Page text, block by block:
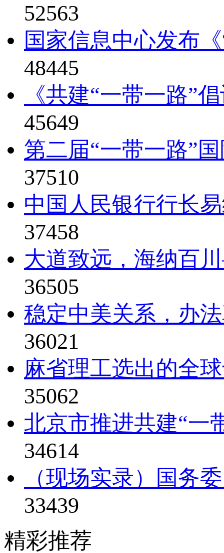
52563
国家信息中心发布
48445
《共建“一带一路”
45649
第二届“一带一路”
37510
中国人民银行行长
37458
大道致远，海纳百
36505
稳定中美关系，办
36021
麻省理工选出的全
35062
北京市推进共建“一
34614
（现场实录）国务
33439
精彩推荐